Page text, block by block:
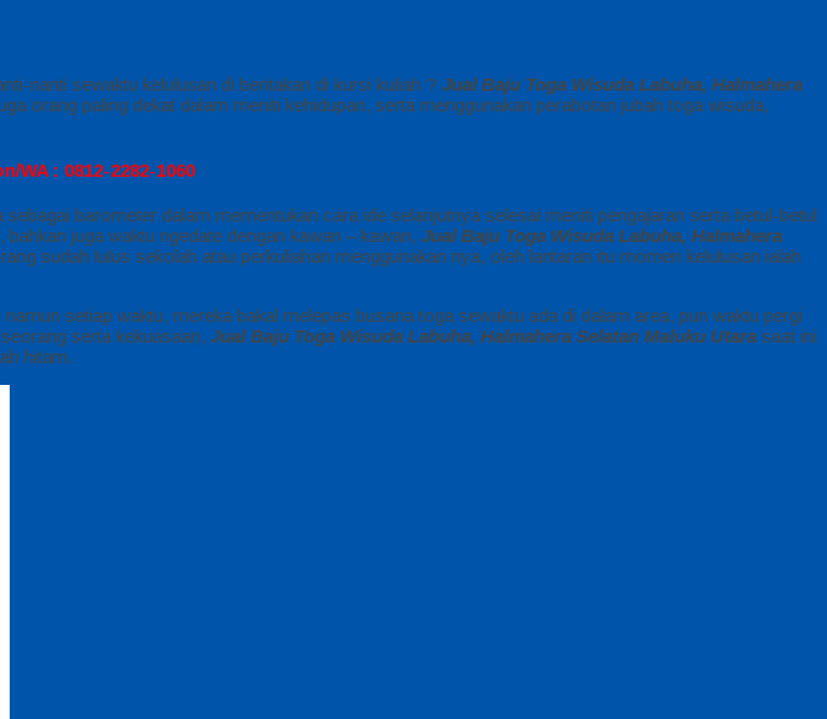
nanti sewaktu kelulusan di beritakan di kursi kuliah ? Jual Baju Toga Wisuda Labuha, Halmahera
orang paling dekat dalam meniti kehidupan, serta menggunakan perabotan jubah toga wisuda,
WA : 0812-2282-1060
barometer dalam mementukan cara ide selanjutnya selesai meniti pengajaran serta betul-betul
juga waktu ngedate dengan kawan – kawan, Jual Baju Toga Wisuda Labuha, Halmahera
sudah lulus sekolah atau perkuliahan menggunakan nya, oleh lantaran itu momen kelulusan ialah
setiap waktu, mereka bakal melepas busana toga sewaktu ada di dalam area, pun waktu pergi
serta kekuasaan, Jual Baju Toga Wisuda Labuha, Halmahera Selatan Maluku Utara saat ini
hitam.